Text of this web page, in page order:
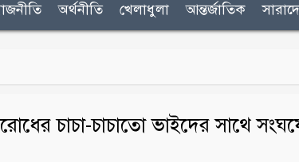
অর্থনীতি খেলাধুলা আন্তর্জাতিক
চাচা-চাচাতো ভাইদের সাথে